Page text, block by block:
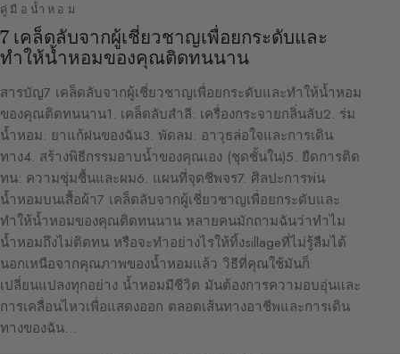
คู่มือน้ำหอม
7 เคล็ดลับจากผู้เชี่ยวชาญเพื่อยกระดับและ
ทำให้น้ำหอมของคุณติดทนนาน
สารบัญ7 เคล็ดลับจากผู้เชี่ยวชาญเพื่อยกระดับและทำให้น้ำหอม
ของคุณติดทนนาน1. เคล็ดลับสำลี: เครื่องกระจายกลิ่นลับ2. ร่ม
น้ำหอม: ยาแก้ฝนของฉัน3. พัดลม: อาวุธล่อใจและการเดิน
ทาง4. สร้างพิธีกรรมอาบน้ำของคุณเอง (ชุดชั้นใน)5. ยืดการติด
ทน: ความชุ่มชื้นและผม6. แผนที่จุดชีพจร7. ศิลปะการพ่น
น้ำหอมบนเสื้อผ้า7 เคล็ดลับจากผู้เชี่ยวชาญเพื่อยกระดับและ
ทำให้น้ำหอมของคุณติดทนนาน หลายคนมักถามฉันว่าทำไม
น้ำหอมถึงไม่ติดทน หรือจะทำอย่างไรให้ทิ้งsillageที่ไม่รู้ลืมได้
นอกเหนือจากคุณภาพของน้ำหอมแล้ว วิธีที่คุณใช้มันก็
เปลี่ยนแปลงทุกอย่าง น้ำหอมมีชีวิต มันต้องการความอบอุ่นและ
การเคลื่อนไหวเพื่อแสดงออก ตลอดเส้นทางอาชีพและการเดิน
ทางของฉัน…